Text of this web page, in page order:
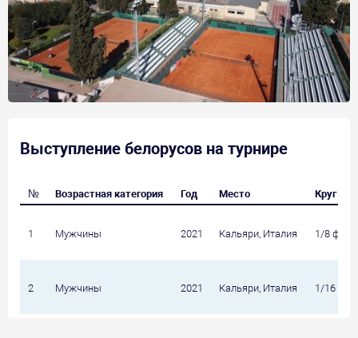
Выступление белорусов на турнире
№ Возрастная категория Год Место Круг
1 Мужчины 2021 Кальяри, Италия 1/8
2 Мужчины 2021 Кальяри, Италия 1/16